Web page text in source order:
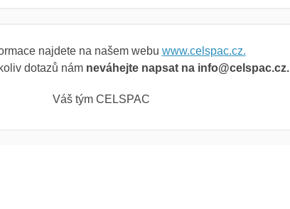
najdete na našem webu www.celspac.cz.
dotazů nám neváhejte napsat na info@celspac.cz.
Váš tým CELSPAC